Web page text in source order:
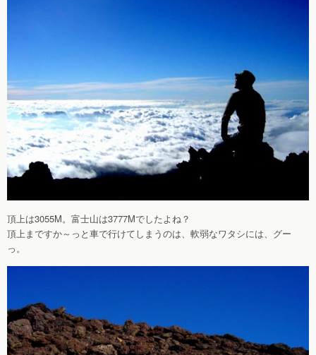
頂上は3055M。富士山は3777Mでしたよね？
頂上まですか～っと車で行けてしまうのは、軟弱なワタシには、グー
っ。